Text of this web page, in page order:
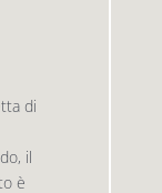
di
il
è